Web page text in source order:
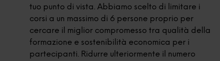
tuo punto di vista. Abbiamo scelto di limitare i
corsi a un massimo di 6 persone proprio per
cercare il miglior compromesso tra qualità della
formazione e sostenibilità economica per i
partecipanti. Ridurre ulteriormente il numero